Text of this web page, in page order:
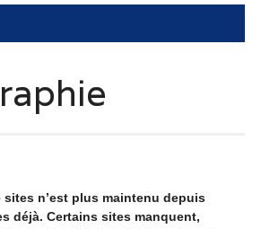
sites n’est plus maintenu depuis
déjà. Certains sites manquent,